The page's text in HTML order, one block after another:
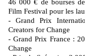
46 000 € de bourses
Film Festival pour les
- Grand Prix
Creators for Change
- Grand Prix France :
Change